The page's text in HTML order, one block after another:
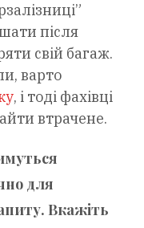
після
свій багаж.
варто
, і тоді фахівці
втрачене.
для
Вкажіть